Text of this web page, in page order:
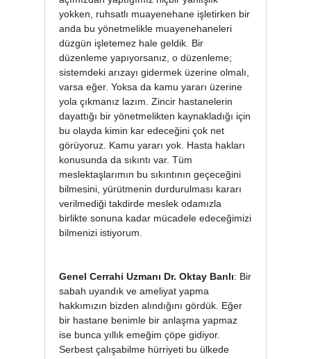
yokken, ruhsatlı muayenehane işletirken bir
anda bu yönetmelikle muayenehaneleri
düzgün işletemez hale geldik. Bir
düzenleme yapıyorsanız, o düzenleme;
sistemdeki arızayı gidermek üzerine olmalı,
varsa eğer. Yoksa da kamu yararı üzerine
yola çıkmanız lazım. Zincir hastanelerin
dayattığı bir yönetmelikten kaynakladığı için
bu olayda kimin kar edeceğini çok net
görüyoruz. Kamu yararı yok. Hasta hakları
konusunda da sıkıntı var. Tüm
meslektaşlarımın bu sıkıntının geçeceğini
bilmesini, yürütmenin durdurulması kararı
verilmediği takdirde meslek odamızla
birlikte sonuna kadar mücadele edeceğimizi
bilmenizi istiyorum.
Genel Cerrahi Uzmanı Dr. Oktay Banlı: Bir
sabah uyandık ve ameliyat yapma
hakkımızın bizden alındığını gördük. Eğer
bir hastane benimle bir anlaşma yapmaz
ise bunca yıllık emeğim çöpe gidiyor.
Serbest çalışabilme hürriyeti bu ülkede